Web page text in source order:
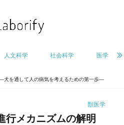
人文科学 社会科学 医学
犬を通して人の病気を考えるための第一歩—
獣医学
行メカニズムの解明